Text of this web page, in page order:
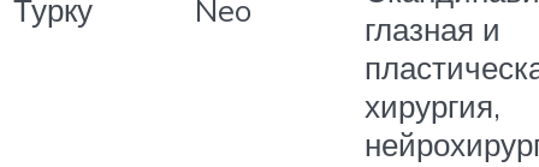
Турку Neo
глазная и
хирургия,